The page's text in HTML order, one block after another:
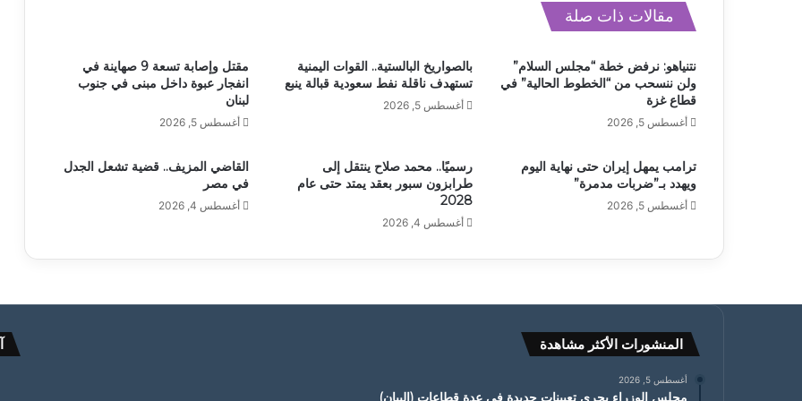
مقالات ذات صلة
نتنياهو: نرفض خطة “مجلس السلام”
ولن ننسحب من “الخطوط الحالية” في
قطاع غزة
أغسطس 5, 2026
بالصواريخ البالستية.. القوات اليمنية
تستهدف ناقلة نفط سعودية قبالة ينبع
أغسطس 5, 2026
مقتل وإصابة تسعة 9 صهاينة في
انفجار عبوة داخل مبنى في جنوب
لبنان
أغسطس 5, 2026
ترامب يمهل إيران حتى نهاية اليوم
ويهدد بـ”ضربات مدمرة”
أغسطس 5, 2026
رسميًا.. محمد صلاح ينتقل إلى
طرابزون سبور بعقد يمتد حتى عام
2028
أغسطس 4, 2026
القاضي المزيف.. قضية تشعل الجدل
في مصر
أغسطس 4, 2026
المنشورات الأكثر مشاهدة
أغسطس 5, 2026
مجلس الوزراء يجري تعيينات جديدة في عدة قطاعات (البيان)